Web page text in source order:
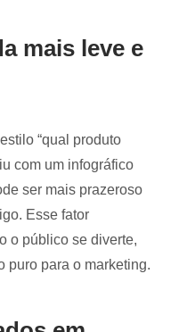
mais leve e
“qual produto
com um infográfico
ser mais prazeroso
Esse fator
o público se diverte,
puro para o marketing.